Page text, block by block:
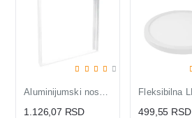
1.126,07 RSD 499,55 RSD